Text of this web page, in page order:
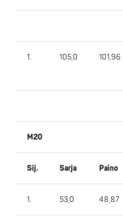
1. 105,0 101,96
M20
Sij. Sarja Paino
1. 53,0 48,87